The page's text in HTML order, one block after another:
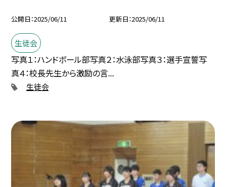
公開日 2025/06/11 更新日 2025/06/11
生徒会
写真１：ハンドボール部写真２：水泳部写真３：選手宣誓写
真４：校長先生から激励の言...
生徒会